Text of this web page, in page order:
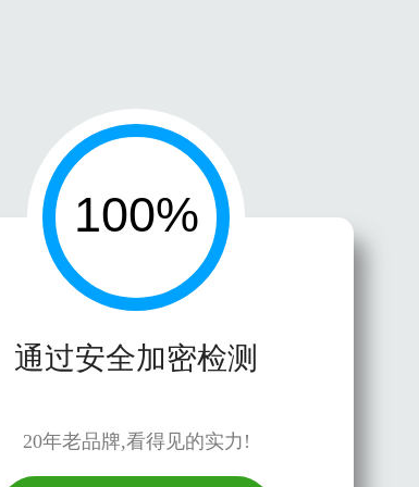
通过安全加密检测
20年老品牌,看得见的实力!